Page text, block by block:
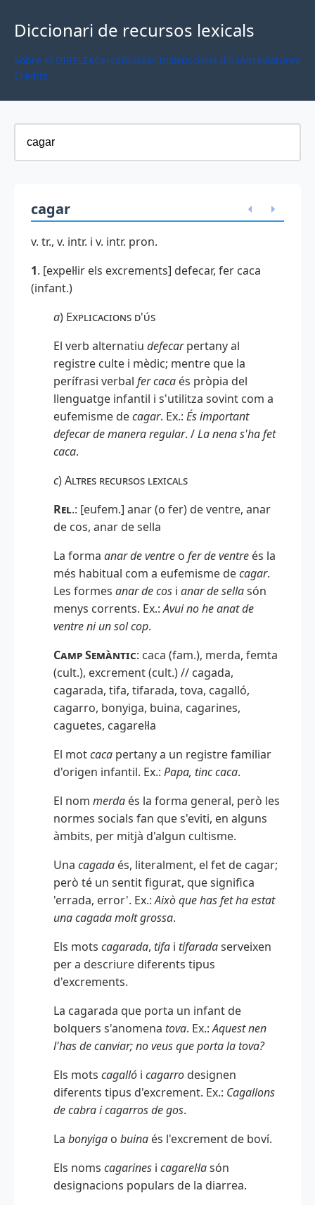
Diccionari de recursos lexicals
Sobre el DIRELEXCercaGlossariInstruccions d'úsAbreviatures
Crèdits
cagar
v. tr., v. intr. i v. intr. pron.
1. [expel·lir els excrements] defecar, fer caca
(infant.)
a) Explicacions d'ús
El verb alternatiu defecarpertany al
registre culte i mèdic; mentre que la
perífrasi verbal fer caca és pròpia del
llenguatge infantil i s'utilitza sovint com a
eufemisme decagar. Ex.: És important
defecar de manera regular. /La nena s'ha fet
caca.
c)Altres recursos lexicals
Rel.: [eufem.] anar (o fer) de ventre, anar
de cos, anar de sella
La forma anar de ventre o fer de ventre és la
més habitual com a eufemisme decagar.
Les formes anar de cos i anar de sellasón
menys corrents. Ex.:Avui no he anat de
ventre ni un sol cop.
Camp Semàntic: caca (fam.), merda, femta
(cult.), excrement (cult.) // cagada,
cagarada, tifa, tifarada, tova, cagalló,
cagarro, bonyiga, buina, cagarines,
caguetes, cagarel·la
El motcaca pertany a un registre familiar
d'origen infantil. Ex.: Papa, tinc caca.
El nom merda és la forma general, però les
normes socials fan que s'eviti, en alguns
àmbits, per mitjà d'algun cultisme.
Una cagada és, literalment, el fet de cagar;
però té un sentit figurat, que significa
'errada, error'. Ex.:Això que has fet ha estat
una cagada molt grossa.
Els mots cagarada, tifa i tifaradaserveixen
per a descriure diferents tipus
d'excrements.
La cagarada que porta un infant de
bolquers s'anomena tova. Ex.:Aquest nen
l'has de canviar; no veus que porta la tova?
Els mots cagalló i cagarro designen
diferents tipus d'excrement. Ex.: Cagallons
de cabra i cagarros de gos.
La bonyiga o buina és l'excrement de boví.
Els noms cagarines i cagarel·lasón
designacions populars de la diarrea.